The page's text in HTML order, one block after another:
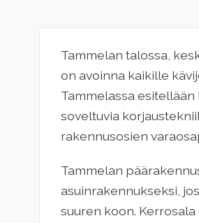
Tammelan talossa,
on avoinna kaikille
Tammelassa
soveltuvia
rakennusosien
Tammelan
asuinrakennukseksi,
suuren koon. Kerrosala